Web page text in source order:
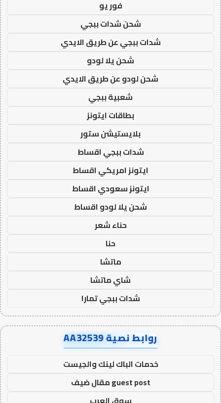
فور يو
شحن شدات ببجي
شدات ببجي عن طريق الايدي
شحن يلا لودو
شحن لودو عن طريق الايدي
شعبية ببجي
بطاقات ايتونز
بلايستيشن ستور
شدات ببجي اقساط
ايتونز امريكي اقساط
ايتونز سعودي اقساط
شحن يلا لودو اقساط
حناء شعر
حنا
ماتشا
شاي ماتشا
شدات ببجي تمارا
روابط نصية AA32539
خدمات الباك لينك والجيست
guest post مقال ضيف